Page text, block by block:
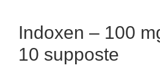
Indoxen – 100
10 supposte